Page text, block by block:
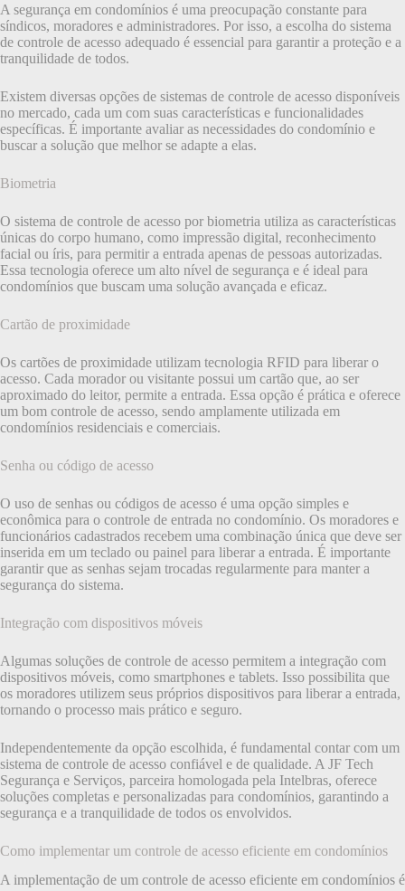
A segurança em condomínios é uma preocupação constante para
síndicos, moradores e administradores. Por isso, a escolha do sistema
de controle de acesso adequado é essencial para garantir a proteção e a
tranquilidade de todos.
Existem diversas opções de sistemas de controle de acesso disponíveis
no mercado, cada um com suas características e funcionalidades
específicas. É importante avaliar as necessidades do condomínio e
buscar a solução que melhor se adapte a elas.
Biometria
O sistema de controle de acesso por biometria utiliza as características
únicas do corpo humano, como impressão digital, reconhecimento
facial ou íris, para permitir a entrada apenas de pessoas autorizadas.
Essa tecnologia oferece um alto nível de segurança e é ideal para
condomínios que buscam uma solução avançada e eficaz.
Cartão de proximidade
Os cartões de proximidade utilizam tecnologia RFID para liberar o
acesso. Cada morador ou visitante possui um cartão que, ao ser
aproximado do leitor, permite a entrada. Essa opção é prática e oferece
um bom controle de acesso, sendo amplamente utilizada em
condomínios residenciais e comerciais.
Senha ou código de acesso
O uso de senhas ou códigos de acesso é uma opção simples e
econômica para o controle de entrada no condomínio. Os moradores e
funcionários cadastrados recebem uma combinação única que deve ser
inserida em um teclado ou painel para liberar a entrada. É importante
garantir que as senhas sejam trocadas regularmente para manter a
segurança do sistema.
Integração com dispositivos móveis
Algumas soluções de controle de acesso permitem a integração com
dispositivos móveis, como smartphones e tablets. Isso possibilita que
os moradores utilizem seus próprios dispositivos para liberar a entrada,
tornando o processo mais prático e seguro.
Independentemente da opção escolhida, é fundamental contar com um
sistema de controle de acesso confiável e de qualidade. A JF Tech
Segurança e Serviços, parceira homologada pela Intelbras, oferece
soluções completas e personalizadas para condomínios, garantindo a
segurança e a tranquilidade de todos os envolvidos.
Como implementar um controle de acesso eficiente em condomínios
A implementação de um controle de acesso eficiente em condomínios é